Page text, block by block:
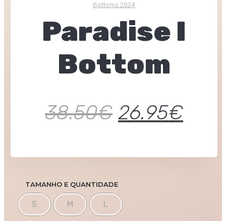
Bottoms 2024
Paradise I
Bottom
38.50€ 26.95€
TAMANHO E QUANTIDADE
S M L